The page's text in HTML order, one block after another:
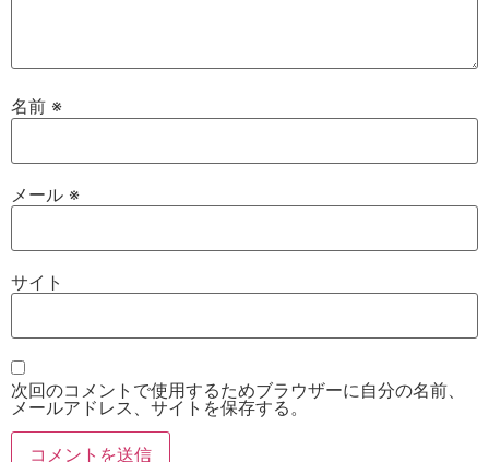
名前 ※
メール ※
サイト
次回のコメントで使用するためブラウザーに自分の名前、
メールアドレス、サイトを保存する。